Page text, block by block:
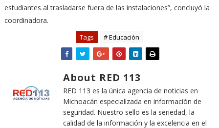
estudiantes al trasladarse fuera de las instalaciones”, concluyó la
coordinadora.
Tags # Educación
About RED 113
RED 113 es la única agencia de noticias en
Michoacán especializada en información de
seguridad. Nuestro sello es la seriedad, la
calidad de la información y la excelencia en el